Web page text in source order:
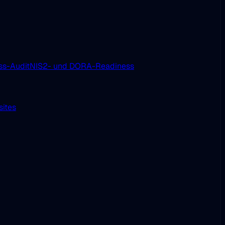
AuditNIS2- und DORA-Readiness